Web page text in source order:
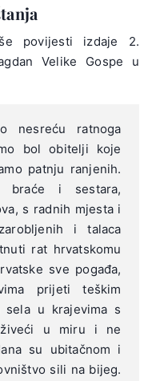
povijesti izdaje 2.
Velike Gospe u
nesreću ratnoga
bol obitelji koje
patnju ranjenih.
braće i sestara,
s radnih mjesta i
i talaca
rat hrvatskomu
sve pogađa,
prijeti teškim
sela u krajevima s
živeći u miru i ne
su ubitačnom i
sili na bijeg.